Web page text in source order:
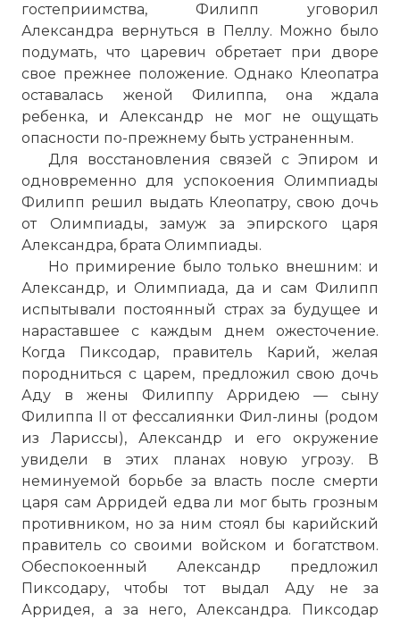
гостеприимства, Филипп уговорил
Александра вернуться в Пеллу. Можно было
подумать, что царевич обретает при дворе
свое прежнее положение. Однако Клеопатра
оставалась женой Филиппа, она ждала
ребенка, и Александр не мог не ощущать
опасности по-прежнему быть устраненным.
Для восстановления связей с Эпиром и
одновременно для успокоения Олимпиады
Филипп решил выдать Клеопатру, свою дочь
от Олимпиады, замуж за эпирского царя
Александра, брата Олимпиады.
Но примирение было только внешним: и
Александр, и Олимпиада, да и сам Филипп
испытывали постоянный страх за будущее и
нараставшее с каждым днем ожесточение.
Когда Пиксодар, правитель Карий, желая
породниться с царем, предложил свою дочь
Аду в жены Филиппу Арридею — сыну
Филиппа II от фессалиянки Фил-лины (родом
из Лариссы), Александр и его окружение
увидели в этих планах новую угрозу. В
неминуемой борьбе за власть после смерти
царя сам Арридей едва ли мог быть грозным
противником, но за ним стоял бы карийский
правитель со своими войском и богатством.
Обеспокоенный Александр предложил
Пиксодару, чтобы тот выдал Аду не за
Арридея, а за него, Александра. Пиксодар